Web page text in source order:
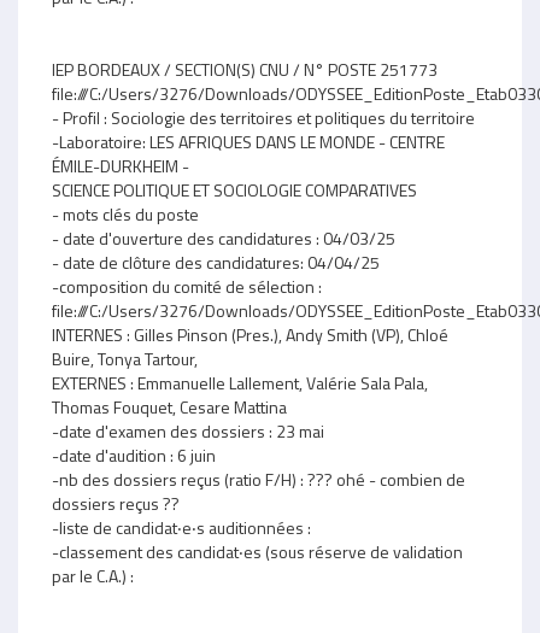
IEP BORDEAUX / SECTION(S) CNU / N° POSTE 251773
file:///C:/Users/3276/Downloads/
- Profil : Sociologie des territoires et politiques du territoire
-Laboratoire: LES AFRIQUES DANS LE MONDE - CENTRE
ÉMILE-DURKHEIM -
SCIENCE POLITIQUE ET SOCIOLOGIE COMPARATIVES
- mots clés du poste
- date d'ouverture des candidatures : 04/03/25
- date de clôture des candidatures: 04/04/25
-composition du comité de sélection :
file:///C:/Users/3276/Downloads/
INTERNES : Gilles Pinson (Pres.), Andy Smith (VP), Chloé
Buire, Tonya Tartour,
EXTERNES : Emmanuelle Lallement, Valérie Sala Pala,
Thomas Fouquet, Cesare Mattina
-date d'examen des dossiers : 23 mai
-date d'audition : 6 juin
-nb des dossiers reçus (ratio F/H) : ??? ohé - combien de
dossiers reçus ??
-liste de candidat‧e‧s auditionnées :
-classement des candidat‧es (sous réserve de validation
par le C.A.) :